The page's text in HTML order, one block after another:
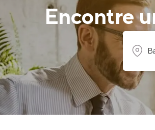
Geração de
Geração de
Maiores
Parcerias
Anunciar
Encontre